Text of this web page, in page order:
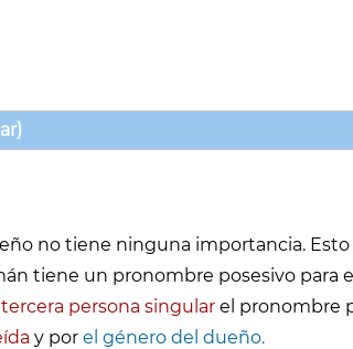
no tiene ninguna importancia. Esto
tiene un pronombre posesivo para
tercera persona singular el pronombre
y por el género del dueño.